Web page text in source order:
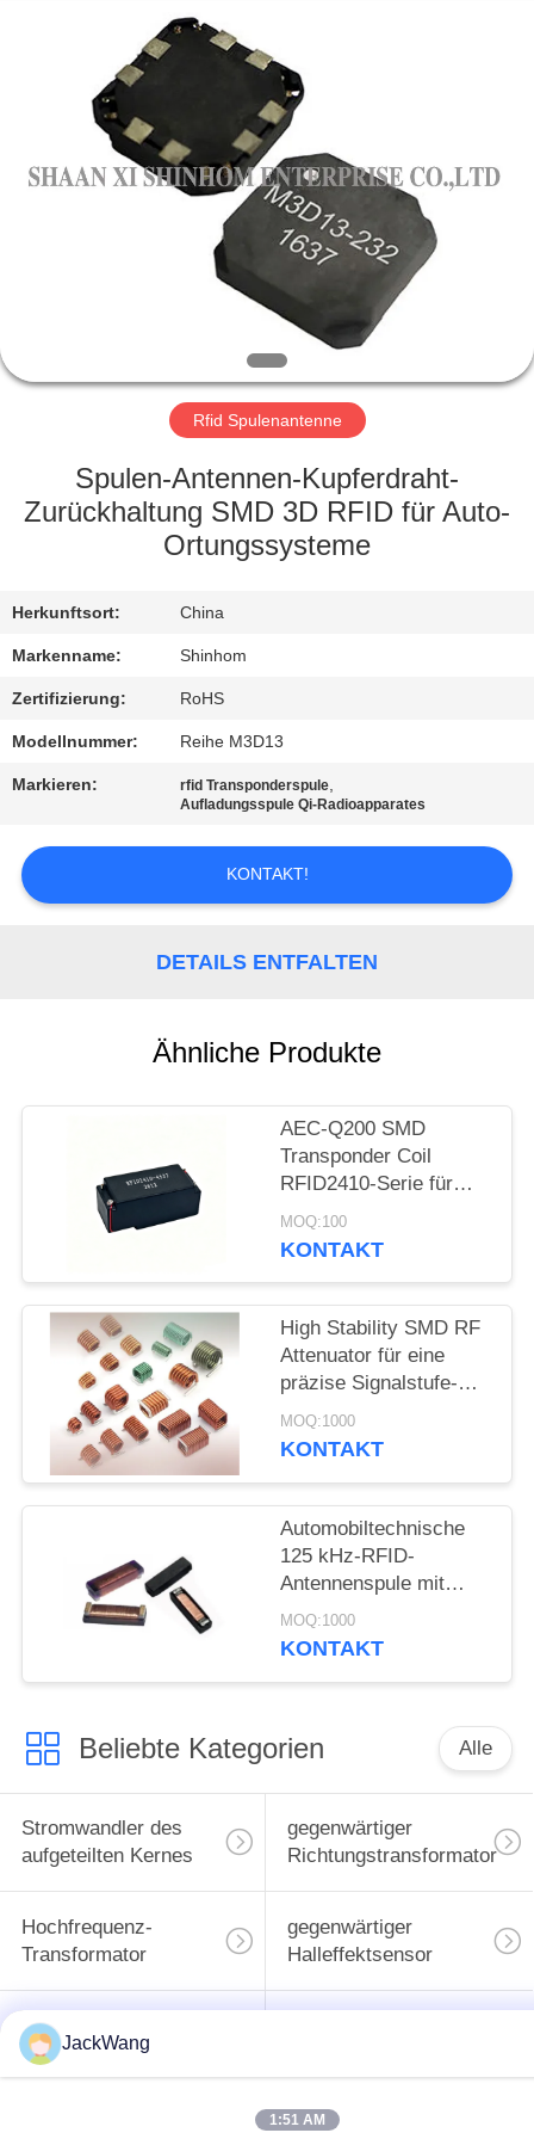
PRODUKTE
ÜBER
UNS
WERKSBESICHTIGUNG
QUALITÄTSKONTROLLE
KONTAKTIEREN
SIE
UNS
NEUIGKEITEN
RECHTSSACHEN
ANGEBOT
ANFORDERN
PRIVACY
Rfid Spulenantenne
Spulen-Antennen-Kupferdraht-
Zurückhaltung SMD 3D RFID für Auto-
Ortungssysteme
Herkunftsort: China
Markenname: Shinhom
Zertifizierung: RoHS
Modellnummer: Reihe M3D13
Markieren: rfid Transponderspule,
Aufladungsspule Qi-Radioapparates
KONTAKT!
DETAILS ENTFALTEN
Ähnliche Produkte
AEC-Q200 SMD
Transponder Coil
RFID2410-Serie für
passive Schlüssellose
Eingabesysteme
MOQ:100
KONTAKT
High Stability SMD RF
Attenuator für eine
präzise Signalstufe-
Kontrolle über einen
breiten
MOQ:1000
KONTAKT
Automobiltechnische
125 kHz-RFID-
Antennenspule mit
kompakter Ausführung
für Immobilizer und
MOQ:1000
KONTAKT
Beliebte Kategorien Alle
Stromwandler des
aufgeteilten Kernes
gegenwärtiger
Richtungstransformator
Hochfrequenz-
Transformator
gegenwärtiger
Halleffektsensor
BAD Energie-
Induktor
hohe gegenwärtige
JackWang
1:51 AM